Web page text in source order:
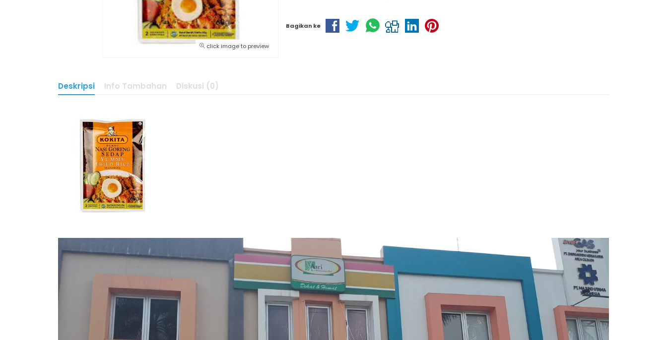
click image to preview
Bagikan ke
Deskripsi Info Tambahan Diskusi (0)